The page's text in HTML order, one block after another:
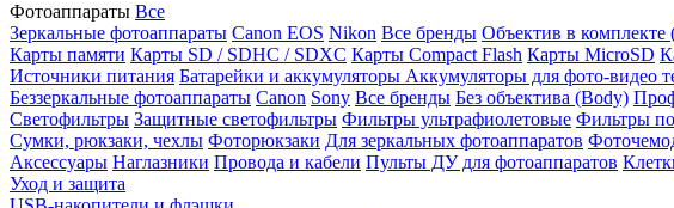
Фотоаппараты Все
Зеркальные фотоаппараты Canon EOS Nikon Все бренды Объектив в комплекте
Карты памяти Карты SD / SDHC / SDXC Карты Compact Flash Карты MicroSD
Источники питания Батарейки и аккумуляторы Аккумуляторы для фото-видео
Беззеркальные фотоаппараты Canon Sony Все бренды Без объектива (Body)
Светофильтры Защитные светофильтры Фильтры ультрафиолетовые Фильтры
Сумки, рюкзаки, чехлы Фоторюкзаки Для зеркальных фотоаппаратов
Аксессуары Наглазники Провода и кабели Пульты ДУ для фотоаппаратов
Уход и защита